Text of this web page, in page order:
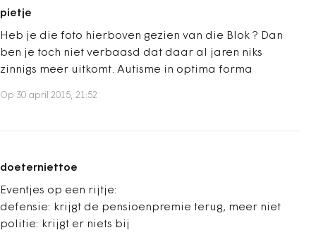
pietje
Heb je die foto hierboven gezien van die Blok ? Dan
ben je toch niet verbaasd dat daar al jaren niks
zinnigs meer uitkomt. Autisme in optima forma
Op 30 april 2015, 21:52
doeterniettoe
Eventjes op een rijtje:
defensie: krijgt de pensioenpremie terug, meer niet
politie: krijgt er niets bij